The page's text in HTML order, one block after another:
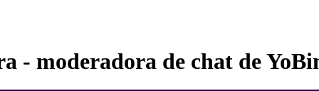
- moderadora de chat de